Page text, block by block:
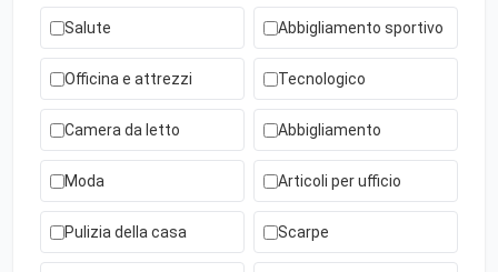
Salute Abbigliamento sportivo
Officina e attrezzi Tecnologico
Camera da letto Abbigliamento
Moda Articoli per ufficio
Pulizia della casa Scarpe